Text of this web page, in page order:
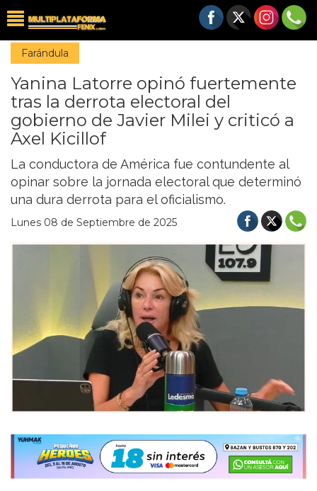
Farándula
Yanina Latorre opinó fuertemente
tras la derrota electoral del
gobierno de Javier Milei y criticó a
Axel Kicillof
La conductora de América fue contundente al
opinar sobre la jornada electoral que determinó
una dura derrota para el oficialismo.
Lunes 08 de Septiembre de 2025